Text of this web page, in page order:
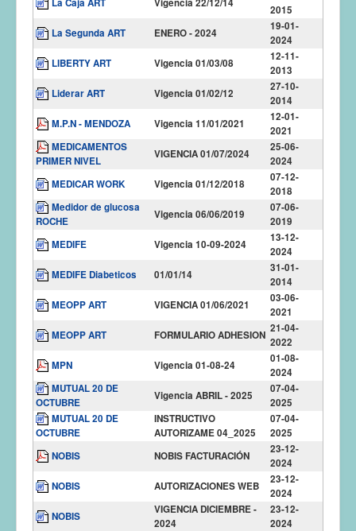
2015
La Segunda ART
ENERO - 2024
19-01-
2024
LIBERTY ART
Vigencia 01/03/08
12-11-
2013
Liderar ART
Vigencia 01/02/12
27-10-
2014
M.P.N - MENDOZA
Vigencia 11/01/2021
12-01-
2021
MEDICAMENTOS
PRIMER NIVEL
VIGENCIA 01/07/2024
25-06-
2024
MEDICAR WORK
Vigencia 01/12/2018
07-12-
2018
Medidor de glucosa
ROCHE
Vigencia 06/06/2019
07-06-
2019
MEDIFE
Vigencia 10-09-2024
13-12-
2024
MEDIFE Diabeticos
01/01/14
31-01-
2014
MEOPP ART
VIGENCIA 01/06/2021
03-06-
2021
MEOPP ART
FORMULARIO ADHESION
21-04-
2022
MPN
Vigencia 01-08-24
01-08-
2024
MUTUAL 20 DE
OCTUBRE
Vigencia ABRIL - 2025
07-04-
2025
MUTUAL 20 DE
OCTUBRE
INSTRUCTIVO
AUTORIZAME 04_2025
07-04-
2025
NOBIS
NOBIS FACTURACIÓN
23-12-
2024
NOBIS
AUTORIZACIONES WEB
23-12-
2024
NOBIS
VIGENCIA DICIEMBRE -
2024
23-12-
2024